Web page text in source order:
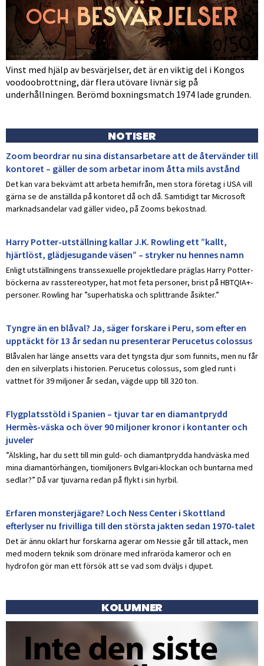
Vinst med hjälp av besvärjelser, det är en viktig del i Kongos
voodoobrottning, där flera utövare livnär sig på
underhållningen. Berömd boxningsmatch 1974 lade grunden.
NOTISER
Zoom beordrar nu sina distansarbetare att de återvänder till
kontoret – gäller de som arbetar inom åtta mils avstånd
Det kan vara bekvämt att arbeta hemifrån, men stora företag i USA vill
gärna se de anställda på kontoret då och då. Samtidigt tar Microsoft
marknadsandelar vad gäller video, på Zooms bekostnad.
Harry Potter-utställning kallar J.K. Rowling ett ”kallt,
hjärtlöst, glädjesugande väsen” – stryker nu hennes namn
Enligt utställningens transsexuelle projektledare präglas Harry Potter-
böckerna av rasstereotyper, hat mot feta personer, brist på HBTQIA+-
personer. Rowling har ”superhatiska och splittrande åsikter.”
Tyngre än en blåval? Ja, säger forskare i Peru, som efter en
upptäckt för 13 år sedan nu presenterar Perucetus colossus
Blåvalen har länge ansetts vara det tyngsta djur som funnits, men nu får
den en silverplats i historien. Perucetus colossus, som gled runt i
vattnet för 39 miljoner år sedan, vägde upp till 320 ton.
Flygplatsstöld i Spanien – tjuvar tar en diamantprydd
Hermès-väska och över 90 miljoner kronor i kontanter och
juveler
”Älskling, har du sett till min guld- och diamantprydda handväska med
mina diamantörhängen, tiomiljoners Bvlgari-klockan och buntarna med
sedlar?” Då var tjuvarna redan på flykt i sin hyrbil.
Erfaren monsterjägare? Loch Ness Center i Skottland
efterlyser nu frivilliga till den största jakten sedan 1970-talet
Det är ännu oklart hur forskarna agerar om Nessie går till attack, men
med modern teknik som drönare med infraröda kameror och en
hydrofon gör man ett försök att se vad som dväljs i djupet.
KOLUMNER